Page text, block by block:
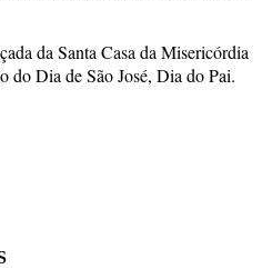
da Santa Casa da Misericórdia
do Dia de São José, Dia do Pai.